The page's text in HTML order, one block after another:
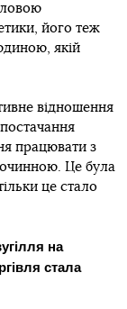
його теж
якій
відношення
працювати з
Це була
це стало
на
стала